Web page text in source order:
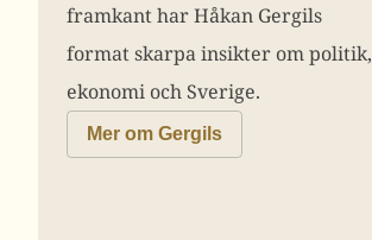
framkant har Håkan Gergils
format skarpa insikter om politik,
ekonomi och Sverige.
Mer om Gergils